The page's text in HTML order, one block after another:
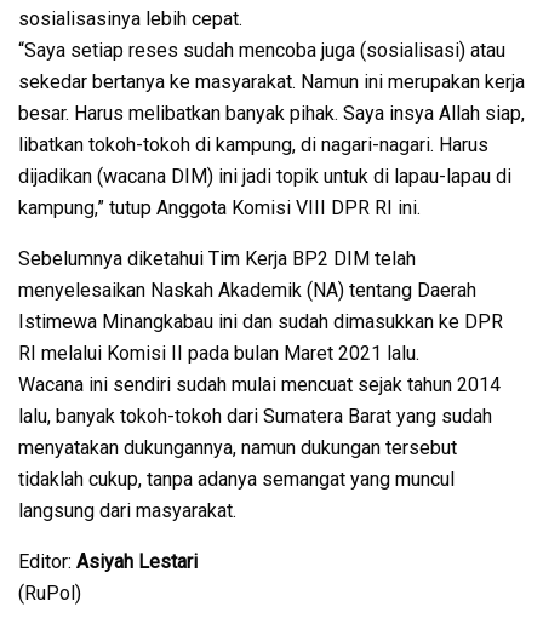
sosialisasinya lebih cepat.
“Saya setiap reses sudah mencoba juga (sosialisasi) atau
sekedar bertanya ke masyarakat. Namun ini merupakan kerja
besar. Harus melibatkan banyak pihak. Saya insya Allah siap,
libatkan tokoh-tokoh di kampung, di nagari-nagari. Harus
dijadikan (wacana DIM) ini jadi topik untuk di lapau-lapau di
kampung,” tutup Anggota Komisi VIII DPR RI ini.
Sebelumnya diketahui Tim Kerja BP2 DIM telah
menyelesaikan Naskah Akademik (NA) tentang Daerah
Istimewa Minangkabau ini dan sudah dimasukkan ke DPR
RI melalui Komisi II pada bulan Maret 2021 lalu.
Wacana ini sendiri sudah mulai mencuat sejak tahun 2014
lalu, banyak tokoh-tokoh dari Sumatera Barat yang sudah
menyatakan dukungannya, namun dukungan tersebut
tidaklah cukup, tanpa adanya semangat yang muncul
langsung dari masyarakat.
Editor: Asiyah Lestari
(RuPol)